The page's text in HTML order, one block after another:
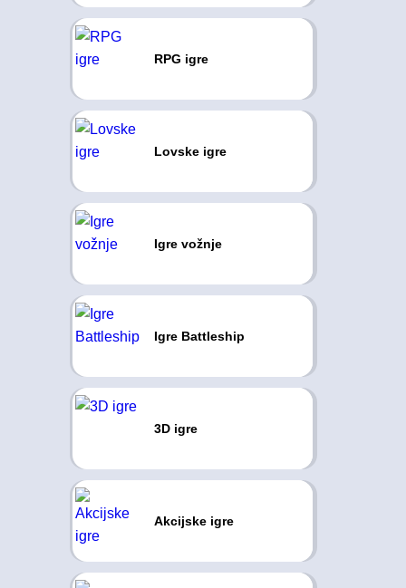
RPG igre
Lovske igre
Igre vožnje
Igre Battleship
3D igre
Akcijske igre